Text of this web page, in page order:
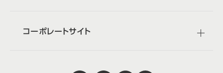
コーポレートサイト